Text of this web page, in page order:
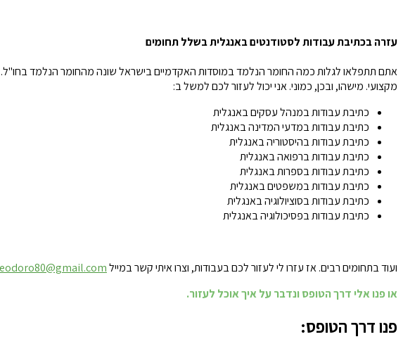
עזרה בכתיבת עבודות לסטודנטים באנגלית בשלל תחומים
אתם תתפלאו לגלות כמה החומר הנלמד במוסדות האקדמיים בישראל שונה מהחומר הנלמד
מקצועי. מישהו, ובכן, כמוני. אני יכול לעזור לכם למשל ב:
כתיבת עבודות במנהל עסקים באנגלית
כתיבת עבודות במדעי המדינה באנגלית
כתיבת עבודות בהיסטוריה באנגלית
כתיבת עבודות ברפואה באנגלית
כתיבת עבודות בספרות באנגלית
כתיבת עבודות במשפטים באנגלית
כתיבת עבודות בסוציולוגיה באנגלית
כתיבת עבודות בפסיכולוגיה באנגלית
ועוד בתחומים רבים. אז עזרו לי לעזור לכם בעבודות, וצרו איתי קשר במייל
או פנו אלי דרך הטופס ונדבר על איך אוכל לעזור.
פנו דרך הטופס: